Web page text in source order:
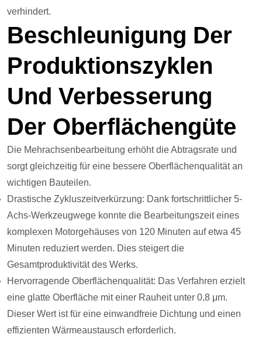
verhindert.
Beschleunigung Der
Produktionszyklen
Und Verbesserung
Der Oberflächengüte
Die Mehrachsenbearbeitung erhöht die Abtragsrate und
sorgt gleichzeitig für eine bessere Oberflächenqualität an
wichtigen Bauteilen.
Drastische Zykluszeitverkürzung: Dank fortschrittlicher 5-
Achs-Werkzeugwege konnte die Bearbeitungszeit eines
komplexen Motorgehäuses von 120 Minuten auf etwa 45
Minuten reduziert werden. Dies steigert die
Gesamtproduktivität des Werks.
Hervorragende Oberflächenqualität: Das Verfahren erzielt
eine glatte Oberfläche mit einer Rauheit unter 0,8 μm.
Dieser Wert ist für eine einwandfreie Dichtung und einen
effizienten Wärmeaustausch erforderlich.